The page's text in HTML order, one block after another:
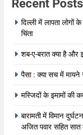
Recent Posts
दिल्ली में लापता लोगों
चिंता
शब-ए-बरात क्या है और
पैसा : क्या सच में मायने
मस्जिदों के इमामों की
बारामती में विमान
अजित पवार सहित सात